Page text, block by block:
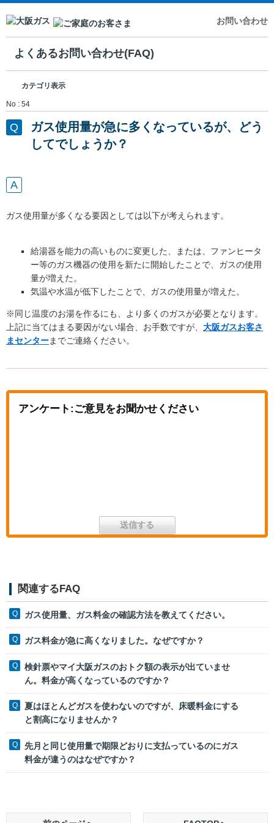
お問い合わせ
よくあるお問い合わせ(FAQ)
カテゴリ表示
No : 54
ガス使用量が急に多くなっているが、どう
してでしょうか？
ガス使用量が多くなる要因としては以下が考えられます。
給湯器を能力の高いものに変更した、または、ファンヒータ
ー等のガス機器の使用を新たに開始したことで、ガスの使用
量が増えた。
気温や水温が低下したことで、ガスの使用量が増えた。
※同じ温度のお湯を作るにも、より多くのガスが必要となります。
上記に当てはまる要因がない場合、お手数ですが、 大阪ガスお客さ
まセンターまでご連絡ください。
アンケート:ご意見をお聞かせください
関連するFAQ
ガス使用量、ガス料金の確認方法を教えてください。
ガス料金が急に高くなりました。なぜですか？
検針票やマイ大阪ガスのおトク額の表示が出ていませ
ん。料金が高くなっているのですか？
夏はほとんどガスを使わないのですが、床暖料金にする
と割高になりませんか？
先月と同じ使用量で期限どおりに支払っているのにガス
料金が違うのはなぜですか？